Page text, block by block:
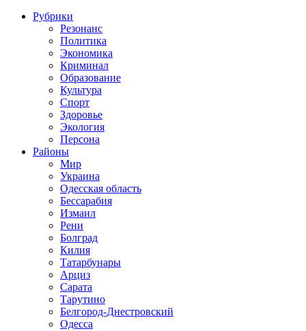
Рубрики
Резонанс
Политика
Экономика
Криминал
Образование
Культура
Спорт
Здоровье
Экология
Персона
Районы
Мир
Украина
Одесская область
Бессарабия
Измаил
Рени
Болград
Килия
Татарбунары
Арциз
Сарата
Тарутино
Белгород-Днестровский
Одесса